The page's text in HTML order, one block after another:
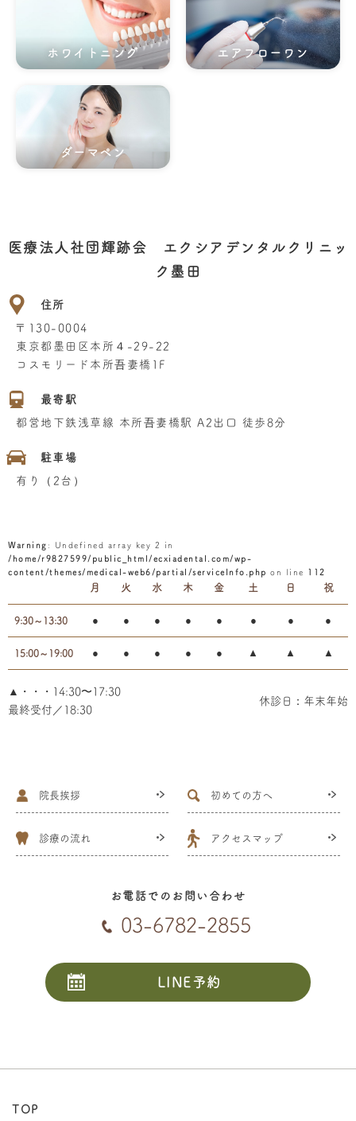
ホワイトニング エアフローワン
ダーマペン
院長挨拶 初めての方へ
診療の流れ アクセスマップ
医療法人社団輝跡会 エクシアデンタルクリニッ
ク墨田
住所
〒130-0004
東京都墨田区本所４-29-22
コスモリード本所吾妻橋1F
最寄駅
都営地下鉄浅草線 本所吾妻橋駅 A2出口 徒歩8分
駐車場
有り（2台）
Warning : Undefined array key 2 in
/home/r9827599/public_html/ecxiadental.com/wp-
content/themes/medical-web6/partial/serviceInfo.php on line 112
月 火 水 木 金 土 日 祝
9:30～13:30 ● ● ● ● ● ● ● ●
15:00～19:00 ● ● ● ● ● ▲ ▲ ▲
▲・・・14:30〜17:30
最終受付／18:30
休診日：年末年始
お電話でのお問い合わせ
03-6782-2855
LINE予約
TOP